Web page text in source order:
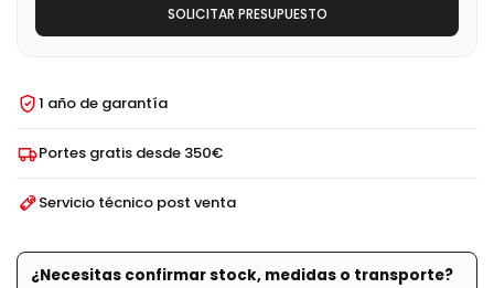
SOLICITAR PRESUPUESTO
1 año de garantía
Portes gratis desde 350€
Servicio técnico post venta
¿Necesitas confirmar stock, medidas o transporte?